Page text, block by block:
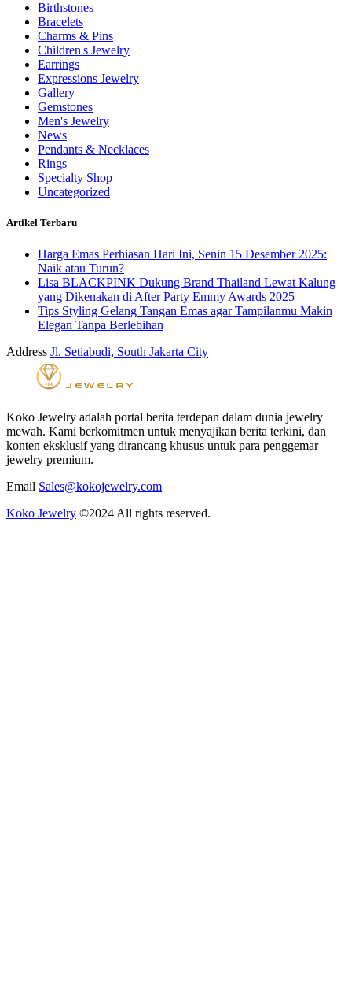
Birthstones
Bracelets
Charms & Pins
Children's Jewelry
Earrings
Expressions Jewelry
Gallery
Gemstones
Men's Jewelry
News
Pendants & Necklaces
Rings
Specialty Shop
Uncategorized
Artikel Terbaru
Harga Emas Perhiasan Hari Ini, Senin 15 Desember 2025:
Naik atau Turun?
Lisa BLACKPINK Dukung Brand Thailand Lewat Kalung
yang Dikenakan di After Party Emmy Awards 2025
Tips Styling Gelang Tangan Emas agar Tampilanmu Makin
Elegan Tanpa Berlebihan
Address Jl. Setiabudi, South Jakarta City
Koko Jewelry adalah portal berita terdepan dalam dunia jewelry
mewah. Kami berkomitmen untuk menyajikan berita terkini, dan
konten eksklusif yang dirancang khusus untuk para penggemar
jewelry premium.
Email Sales@kokojewelry.com
Koko Jewelry ©2024 All rights reserved.